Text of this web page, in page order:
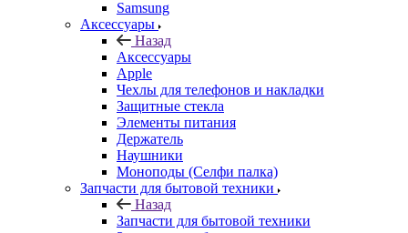
Samsung
Аксессуары
Назад
Аксессуары
Apple
Чехлы для телефонов и накладки
Защитные стекла
Элементы питания
Держатель
Наушники
Моноподы (Селфи палка)
Запчасти для бытовой техники
Назад
Запчасти для бытовой техники